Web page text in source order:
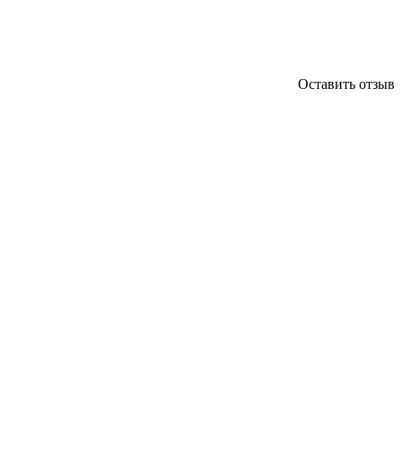
Оставить отзыв